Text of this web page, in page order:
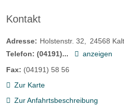
Kontakt
Adresse: Holstenstr. 32 24568
Telefon: (04191)...
anzeigen
Fax: (04191) 58 56
Zur Karte
Zur Anfahrtsbeschreibung